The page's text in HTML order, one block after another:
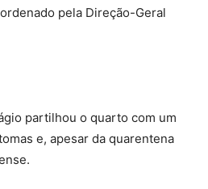
pela Direção-Geral
partilhou o quarto com um
e, apesar da quarentena